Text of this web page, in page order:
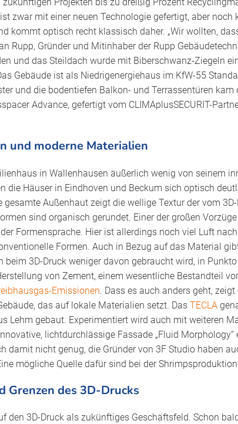
zwar mit einer neuen Technologie gefertigt, aber
kommt optisch recht klassisch daher. „Wir wollten,
Rupp, Gründer und Mitinhaber der Rupp
und das Steildach wurde mit Biberschwanz-Ziegeln
Gebäude ist als Niedrigenergiehaus im KfW-55
und die bodentiefen Balkon- und Terrassentüren
Advance, gefertigt vom CLIMAplusSECURIT-
und moderne Materialien
in Wallenhausen äußerlich wenig von seinem
die Häuser in Eindhoven und Beckum sich optisch
gesamte Außenhaut zeigt die wellige Textur der vom
sind organisch gerundet. Einer der großen
Formensprache. Hier ist allerdings noch viel Luft
Formen. Auch in Bezug auf das Material
beim 3D-Druck weniger davon gebraucht wird, in
von Zement, einem wesentliche Bestandteil
Emissionen. Dass es auch anders geht,
das auf lokale Materialien setzt. Das TECLA
Lehm gebaut. Experimentiert wird auch mit weiteren
lichtdurchlässige Fassade „Fluid
damit nicht genug, die Gründer von 3F Studio haben
mögliche Quelle dafür sind bei der
Grenzen des 3D-Drucks
den 3D-Druck als zukünftiges Geschäftsfeld. Schon